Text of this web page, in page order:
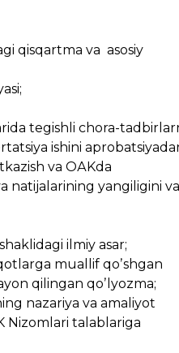
qisqartma va asosiy
tegishli chora-
ishini
va OАKda
natijalarining yangiligini va
ilmiy asar;
muallif qoʼshgan
qilingan qoʼlyozma;
nazariya va amaliyot
Nizomlari talablariga